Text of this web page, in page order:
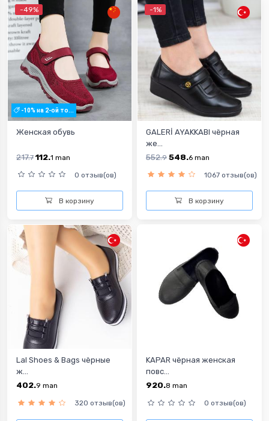
-49%
-10% на 2-ой то...
Женская обувь
217.7 112.1 man
0 отзыв(ов)
В корзину
-1%
GALERİ AYAKKABI чёрная
же...
552.9 548.6 man
1067 отзыв(ов)
В корзину
Lal Shoes & Bags чёрные
ж...
402.9 man
320 отзыв(ов)
KAPAR чёрная женская
повс...
920.8 man
0 отзыв(ов)